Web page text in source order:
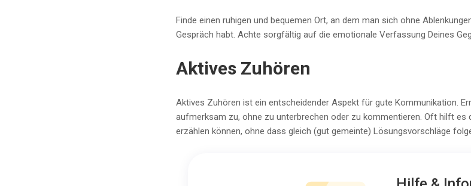
Finde einen ruhigen und bequemen Ort, an dem man sich ohne
Gespräch habt. Achte sorgfältig auf die emotionale Verfassung Deines
Aktives Zuhören
Aktives Zuhören ist ein entscheidender Aspekt für gute Kommunikation.
aufmerksam zu, ohne zu unterbrechen oder zu kommentieren. Oft hilft
erzählen können, ohne dass gleich (gut gemeinte) Lösungsvorschläge